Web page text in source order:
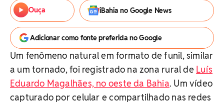
Ouça
iBahia no Google News
Adicionar como fonte preferida no Google
Um fenômeno natural em formato de funil, similar
a um tornado, foi registrado na zona rural de Luís
Eduardo Magalhães, no oeste da Bahia. Um vídeo
capturado por celular e compartilhado nas redes